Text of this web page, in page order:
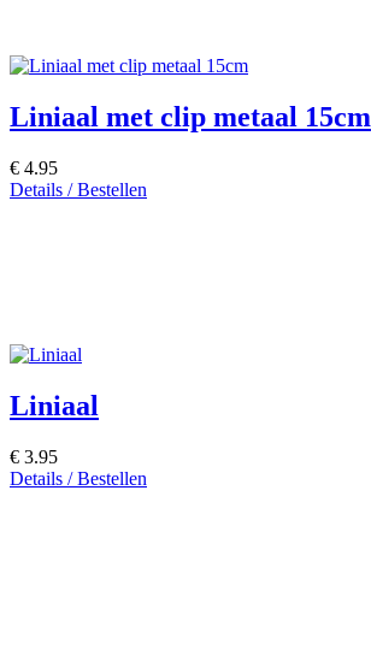
Liniaal met clip metaal 15cm
€ 4.95
Details / Bestellen
Liniaal
€ 3.95
Details / Bestellen